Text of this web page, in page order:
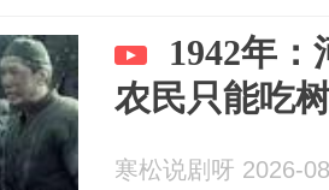
1942年
农民只能吃
寒松说剧呀 2026-